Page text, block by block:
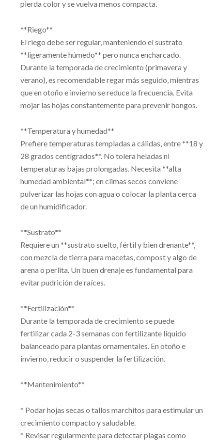
pierda color y se vuelva menos compacta.
**Riego**
El riego debe ser regular, manteniendo el sustrato
**ligeramente húmedo** pero nunca encharcado.
Durante la temporada de crecimiento (primavera y
verano), es recomendable regar más seguido, mientras
que en otoño e invierno se reduce la frecuencia. Evita
mojar las hojas constantemente para prevenir hongos.
**Temperatura y humedad**
Prefiere temperaturas templadas a cálidas, entre **18 y
28 grados centígrados**. No tolera heladas ni
temperaturas bajas prolongadas. Necesita **alta
humedad ambiental**; en climas secos conviene
pulverizar las hojas con agua o colocar la planta cerca
de un humidificador.
**Sustrato**
Requiere un **sustrato suelto, fértil y bien drenante**,
con mezcla de tierra para macetas, compost y algo de
arena o perlita. Un buen drenaje es fundamental para
evitar pudrición de raíces.
**Fertilización**
Durante la temporada de crecimiento se puede
fertilizar cada 2-3 semanas con fertilizante líquido
balanceado para plantas ornamentales. En otoño e
invierno, reducir o suspender la fertilización.
**Mantenimiento**
* Podar hojas secas o tallos marchitos para estimular un
crecimiento compacto y saludable.
* Revisar regularmente para detectar plagas como